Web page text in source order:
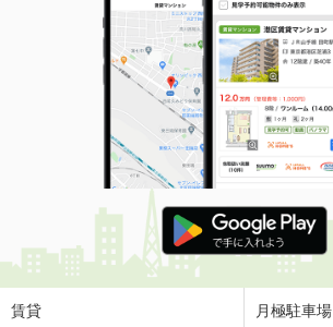
賃貸 月極駐車場